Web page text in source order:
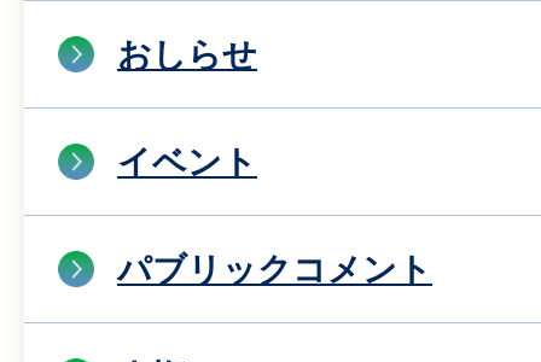
おしらせ
イベント
パブリックコメント